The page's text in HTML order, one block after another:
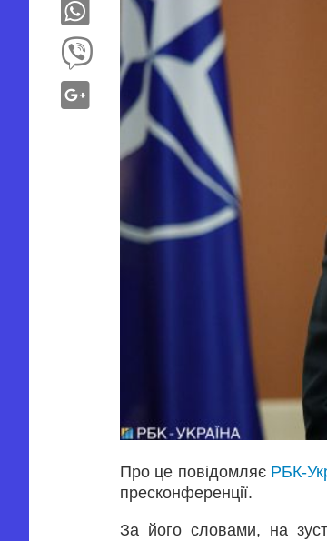
Про це повідомляє РБК-
пресконференції.
За його словами, на